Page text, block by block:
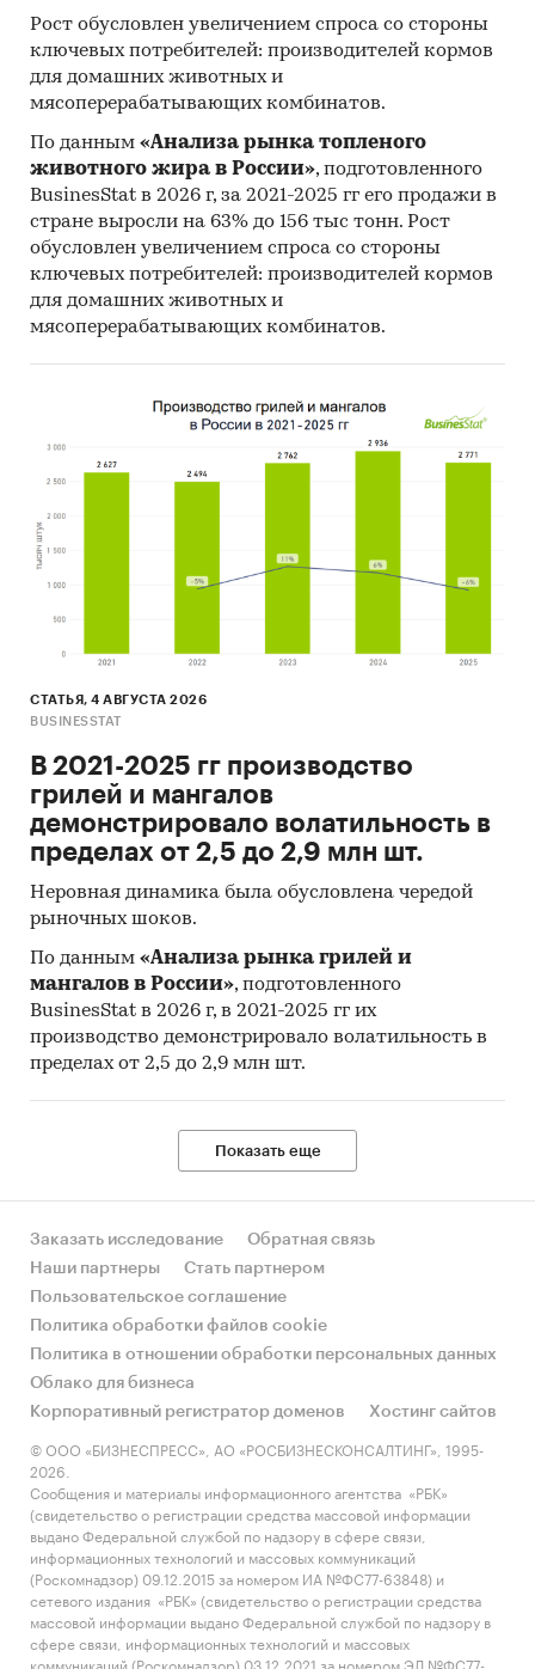
Рост обусловлен увеличением спроса со стороны
ключевых потребителей: производителей кормов
для домашних животных и
мясоперерабатывающих комбинатов.
По данным «Анализа рынка топленого
животного жира в России», подготовленного
BusinesStat в 2026 г, за 2021-2025 гг его продажи в
стране выросли на 63% до 156 тыс тонн. Рост
обусловлен увеличением спроса со стороны
ключевых потребителей: производителей кормов
для домашних животных и
мясоперерабатывающих комбинатов.
СТАТЬЯ, 4 АВГУСТА 2026
BUSINESSTAT
В 2021-2025 гг производство
грилей и мангалов
демонстрировало волатильность в
пределах от 2,5 до 2,9 млн шт.
Неровная динамика была обусловлена чередой
рыночных шоков.
По данным «Анализа рынка грилей и
мангалов в России», подготовленного
BusinesStat в 2026 г, в 2021-2025 гг их
производство демонстрировало волатильность в
пределах от 2,5 до 2,9 млн шт.
Показать еще
Заказать исследование
Обратная связь
Наши партнеры
Стать партнером
Пользовательское соглашение
Политика обработки файлов cookie
Политика в отношении обработки персональных данных
Облако для бизнеса
Корпоративный регистратор доменов
Хостинг сайтов
© ООО «БИЗНЕСПРЕСС», АО «РОСБИЗНЕСКОНСАЛТИНГ», 1995-
2026.
Сообщения и материалы информационного агентства «РБК»
(свидетельство о регистрации средства массовой информации
выдано Федеральной службой по надзору в сфере связи,
информационных технологий и массовых коммуникаций
(Роскомнадзор) 09.12.2015 за номером ИА №ФС77-63848) и
сетевого издания «РБК» (свидетельство о регистрации средства
массовой информации выдано Федеральной службой по надзору в
сфере связи, информационных технологий и массовых
коммуникаций (Роскомнадзор) 03.12.2021 за номером ЭЛ №ФС77-